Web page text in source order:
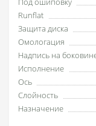
Runflat
Защита диска
Омологация
Надпись на
Исполнение
Ось
Слойность
Назначение